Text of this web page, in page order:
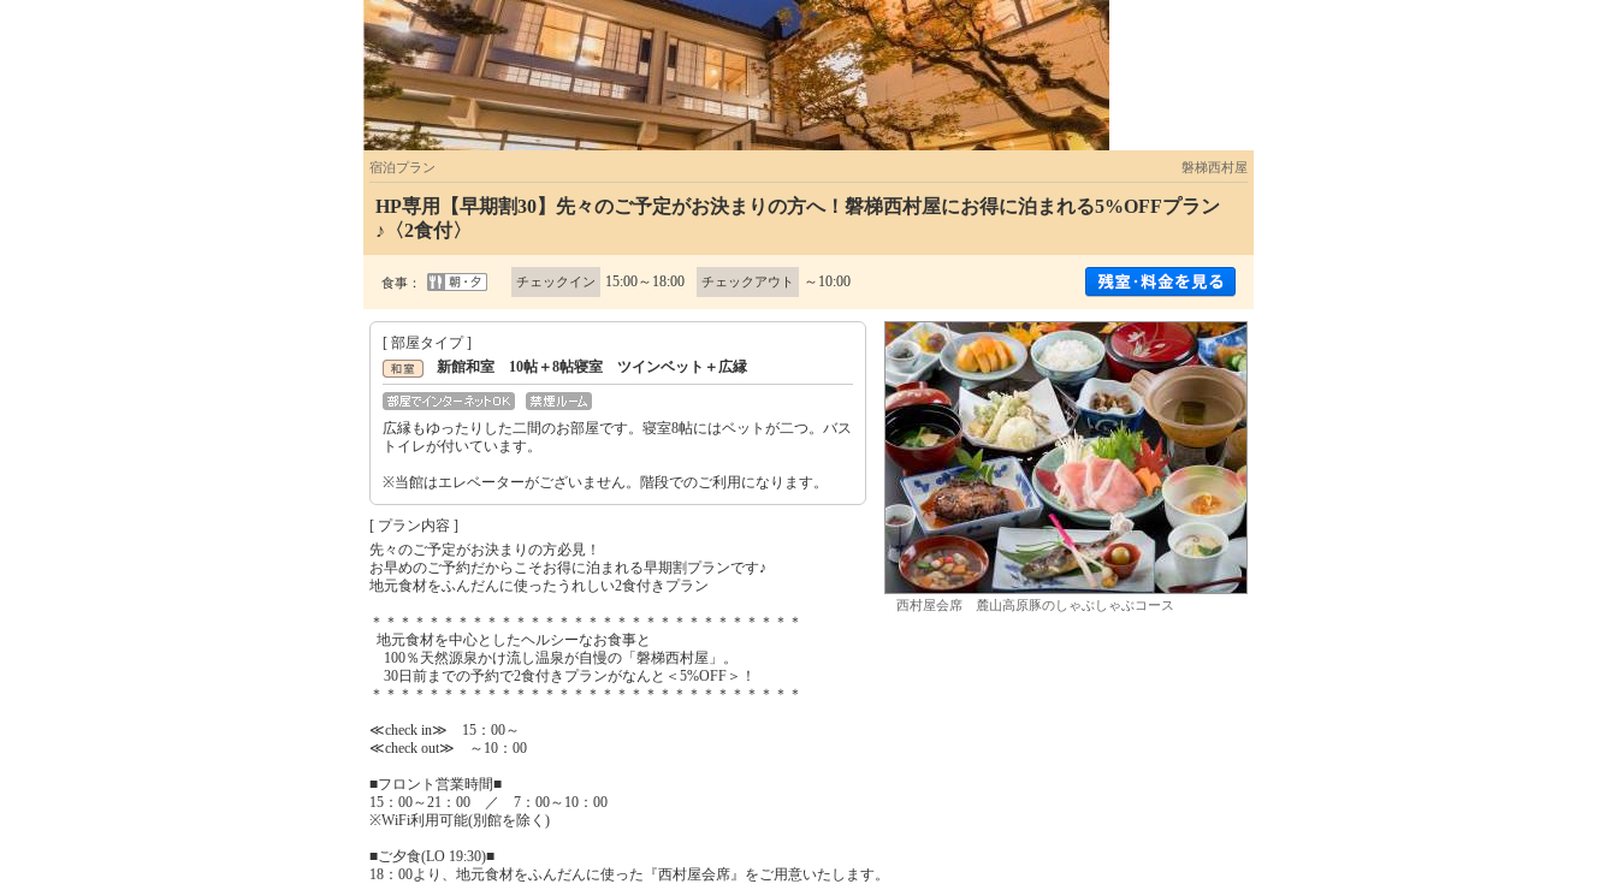
宿泊プラン 磐梯西村屋
HP専用【早期割30】先々のご予定がお決まりの方へ！磐梯西村屋にお得に泊まれる5%OFFプラン
♪〈2食付〉
食事： チェックイン 15:00～18:00 チェックアウト ～10:00
[ 部屋タイプ ]
新館和室 10帖＋8帖寝室 ツインベット＋広縁
広縁もゆったりした二間のお部屋です。寝室8帖にはベットが二つ。バス
トイレが付いています。
※当館はエレベーターがございません。階段でのご利用になります。
西村屋会席 麓山高原豚のしゃぶしゃぶコース
[ プラン内容 ]
先々のご予定がお決まりの方必見！
お早めのご予約だからこそお得に泊まれる早期割プランです♪
地元食材をふんだんに使ったうれしい2食付きプラン
＊＊＊＊＊＊＊＊＊＊＊＊＊＊＊＊＊＊＊＊＊＊＊＊＊＊＊＊＊＊
地元食材を中心としたヘルシーなお食事と
100％天然源泉かけ流し温泉が自慢の「磐梯西村屋」。
30日前までの予約で2食付きプランがなんと＜5%OFF＞！
＊＊＊＊＊＊＊＊＊＊＊＊＊＊＊＊＊＊＊＊＊＊＊＊＊＊＊＊＊＊
≪check in≫ 15：00～
≪check out≫ ～10：00
■フロント営業時間■
15：00～21：00 ／ 7：00～10：00
※WiFi利用可能(別館を除く)
■ご夕食(LO 19:30)■
18：00より、地元食材をふんだんに使った『西村屋会席』をご用意いたします。